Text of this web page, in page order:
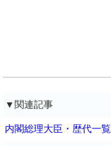
▼関連記事
内閣総理大臣・歴代一覧